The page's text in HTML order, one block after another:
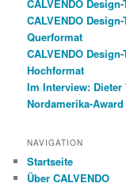
CALVENDO
CALVENDO
Querformat
CALVENDO
Hochformat
Im Interview:
Nordamerika-Award
NAVIGATION
Startseite
Über CALVENDO